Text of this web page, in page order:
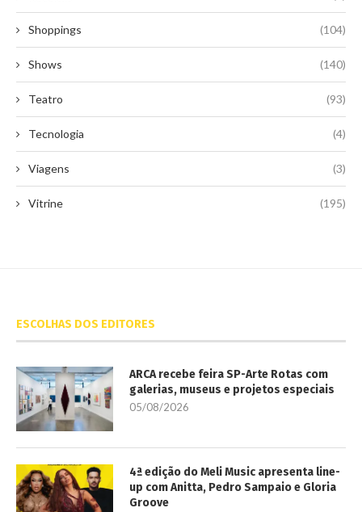
Shoppings (104)
Shows (140)
Teatro (93)
Tecnologia (4)
Viagens (3)
Vitrine (195)
ESCOLHAS DOS EDITORES
ARCA recebe feira SP-Arte Rotas com
galerias, museus e projetos especiais
05/08/2026
4ª edição do Meli Music apresenta line-
up com Anitta, Pedro Sampaio e Gloria
Groove